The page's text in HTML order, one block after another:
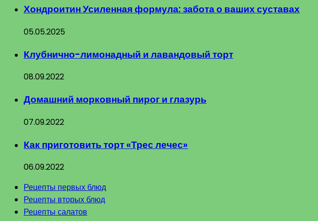
Хондроитин Усиленная формула: забота о ваших суставах
05.05.2025
Клубнично-лимонадный и лавандовый торт
08.09.2022
Домашний морковный пирог и глазурь
07.09.2022
Как приготовить торт «Трес лечес»
06.09.2022
Рецепты первых блюд
Рецепты вторых блюд
Рецепты салатов